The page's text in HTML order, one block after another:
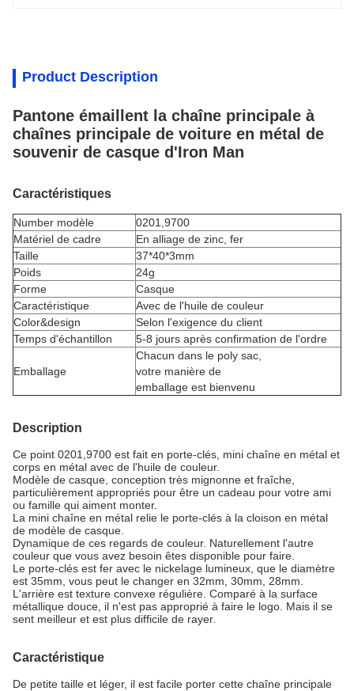
Product Description
Pantone émaillent la chaîne principale à
chaînes principale de voiture en métal de
souvenir de casque d'Iron Man
Caractéristiques
Number modèle
0201,9700
Matériel de cadre
En alliage de zinc, fer
Taille
37*40*3mm
Poids
24g
Forme
Casque
Caractéristique
Avec de l'huile de couleur
Color&design
Selon l'exigence du client
Temps d'échantillon
5-8 jours après confirmation de l'ordre
Emballage
Chacun dans le poly sac,
votre manière de
emballage est bienvenu
Description
Ce point 0201,9700 est fait en porte-clés, mini chaîne en métal et
corps en métal avec de l'huile de couleur.
Modèle de casque, conception très mignonne et fraîche,
particulièrement appropriés pour être un cadeau pour votre ami
ou famille qui aiment monter.
La mini chaîne en métal relie le porte-clés à la cloison en métal
de modèle de casque.
Dynamique de ces regards de couleur. Naturellement l'autre
couleur que vous avez besoin êtes disponible pour faire.
Le porte-clés est fer avec le nickelage lumineux, que le diamètre
est 35mm, vous peut le changer en 32mm, 30mm, 28mm.
L'arrière est texture convexe régulière. Comparé à la surface
métallique douce, il n'est pas approprié à faire le logo. Mais il se
sent meilleur et est plus difficile de rayer.
Caractéristique
De petite taille et léger, il est facile porter cette chaîne principale